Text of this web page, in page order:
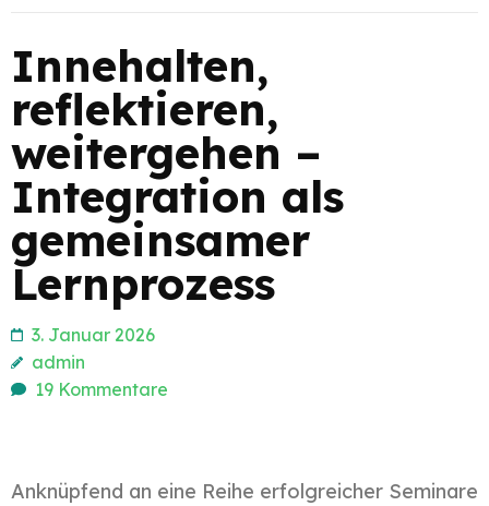
Innehalten,
reflektieren,
weitergehen –
Integration als
gemeinsamer
Lernprozess
3. Januar 2026
admin
19 Kommentare
Anknüpfend an eine Reihe erfolgreicher Seminare